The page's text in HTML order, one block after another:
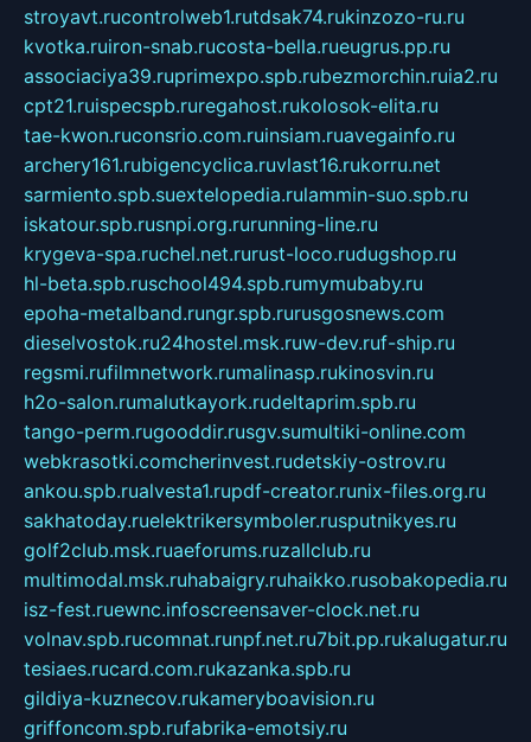
stroyavt.rucontrolweb1.rutdsak74.rukinzozo-ru.ru
kvotka.ruiron-snab.rucosta-bella.rueugrus.pp.ru
associaciya39.ruprimexpo.spb.rubezmorchin.ruia2.ru
cpt21.ruispecspb.ruregahost.rukolosok-elita.ru
tae-kwon.ruconsrio.com.ruinsiam.ruavegainfo.ru
archery161.rubigencyclica.ruvlast16.rukorru.net
sarmiento.spb.suextelopedia.rulammin-suo.spb.ru
iskatour.spb.rusnpi.org.rurunning-line.ru
krygeva-spa.ruchel.net.rurust-loco.rudugshop.ru
hl-beta.spb.ruschool494.spb.rumymubaby.ru
epoha-metalband.rungr.spb.rurusgosnews.com
dieselvostok.ru24hostel.msk.ruw-dev.ruf-ship.ru
regsmi.rufilmnetwork.rumalinasp.rukinosvin.ru
h2o-salon.rumalutkayork.rudeltaprim.spb.ru
tango-perm.rugooddir.rusgv.sumultiki-online.com
webkrasotki.comcherinvest.rudetskiy-ostrov.ru
ankou.spb.rualvesta1.rupdf-creator.runix-files.org.ru
sakhatoday.ruelektrikersymboler.rusputnikyes.ru
golf2club.msk.ruaeforums.ruzallclub.ru
multimodal.msk.ruhabaigry.ruhaikko.rusobakopedia.ru
isz-fest.ruewnc.infoscreensaver-clock.net.ru
volnav.spb.rucomnat.runpf.net.ru7bit.pp.rukalugatur.ru
tesiaes.rucard.com.rukazanka.spb.ru
gildiya-kuznecov.rukameryboavision.ru
griffoncom.spb.rufabrika-emotsiy.ru